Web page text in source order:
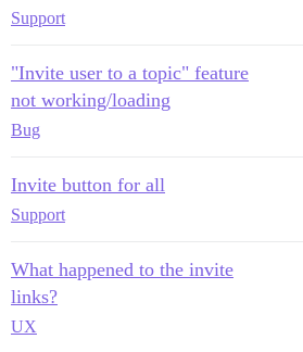
Support
"Invite user to a topic" feature
not working/loading
Bug
Invite button for all
Support
What happened to the invite
links?
UX